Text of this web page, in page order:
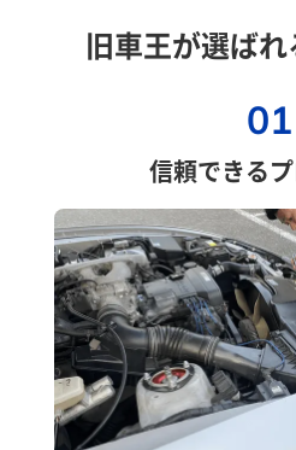
旧車王が選ばれ
01
信頼できる